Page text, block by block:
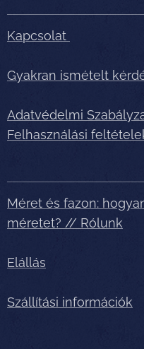
Kapcsolat
Gyakran ismételt
Adatvédelmi
Felhasználási
Méret és fazon:
méretet? // Rólunk
Elállás
Szállítási információk